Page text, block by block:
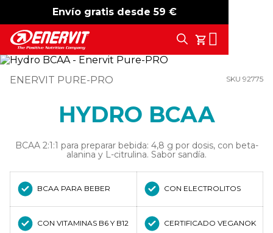
Envío gratis desde 59 €
-15% free shipping
Tu Carrito
Search
ENERVIT PURE-PRO SKU 92775
HYDRO BCAA
BCAA 2:1:1 para preparar bebida: 4,8 g por dosis, con beta-
alanina y L-citrulina. Sabor sandía.
BCAA PARA BEBER CON ELECTROLITOS
CON VITAMINAS B6 Y B12 CERTIFICADO VEGANOK